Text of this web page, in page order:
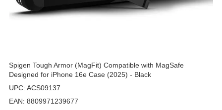
Spigen Tough Armor (MagFit) Compatible with MagSafe
Designed for iPhone 16e Case (2025) - Black
UPC: ACS09137
EAN: 8809971239677